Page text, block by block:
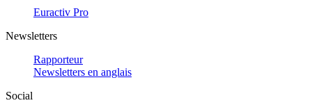
Euractiv Pro
Newsletters
Rapporteur
Newsletters en anglais
Social